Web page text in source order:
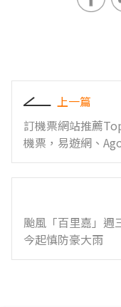
上一篇
訂機票網站推薦
機票，易遊網、
颱風「百里嘉」週
今起慎防豪大雨